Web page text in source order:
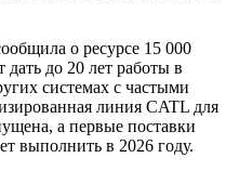
о ресурсе 15 000
до 20 лет работы в
системах с частыми
линия CATL для
а первые поставки
выполнить в 2026 году.